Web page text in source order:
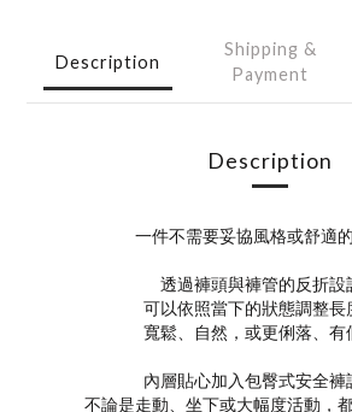
Description
Shipping &
Payment
Description
一件不需要妥協風格或舒適的
透過褲頭與褲管的反折設
可以依照當下的狀態調整
寬鬆、自然，或更俐落、有
內層貼心加入包臀式安全褲
不論是走動、坐下或大幅度活動，